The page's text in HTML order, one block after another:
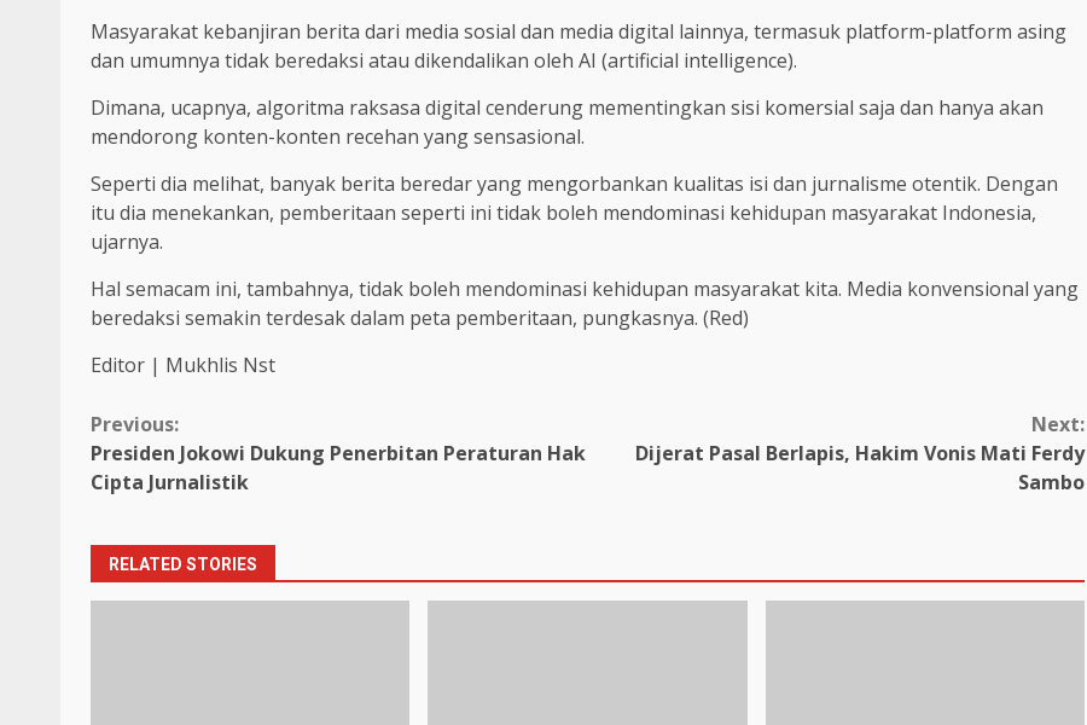
Masyarakat kebanjiran berita dari media sosial dan media digital lainnya, termasuk platform-platform asing
dan umumnya tidak beredaksi atau dikendalikan oleh AI (artificial intelligence).
Dimana, ucapnya, algoritma raksasa digital cenderung mementingkan sisi komersial saja dan hanya akan
mendorong konten-konten recehan yang sensasional.
Seperti dia melihat, banyak berita beredar yang mengorbankan kualitas isi dan jurnalisme otentik. Dengan
itu dia menekankan, pemberitaan seperti ini tidak boleh mendominasi kehidupan masyarakat Indonesia,
ujarnya.
Hal semacam ini, tambahnya, tidak boleh mendominasi kehidupan masyarakat kita. Media konvensional yang
beredaksi semakin terdesak dalam peta pemberitaan, pungkasnya. (Red)
Editor | Mukhlis Nst
Continue
Reading
Previous:
Presiden Jokowi Dukung Penerbitan Peraturan Hak
Cipta Jurnalistik
Next:
Dijerat Pasal Berlapis, Hakim Vonis Mati Ferdy
Sambo
RELATED STORIES